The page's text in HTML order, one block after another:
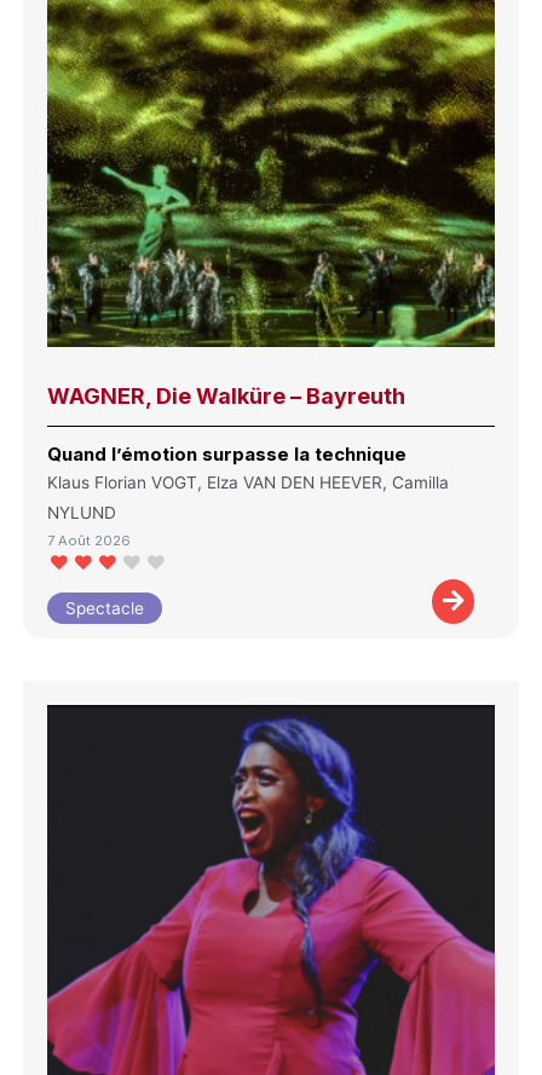
WAGNER, Die Walküre – Bayreuth
Quand l’émotion surpasse la technique
Klaus Florian VOGT, Elza VAN DEN HEEVER, Camilla
NYLUND
7 Août 2026
Spectacle